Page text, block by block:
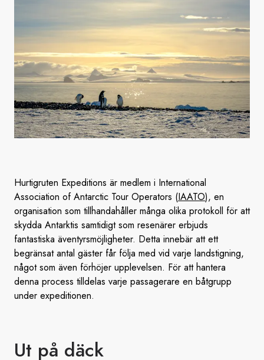
Hurtigruten Expeditions är medlem i International
Association of Antarctic Tour Operators (IAATO), en
organisation som tillhandahåller många olika protokoll för att
skydda Antarktis samtidigt som resenärer erbjuds
fantastiska äventyrsmöjligheter. Detta innebär att ett
begränsat antal gäster får följa med vid varje landstigning,
något som även förhöjer upplevelsen. För att hantera
denna process tilldelas varje passagerare en båtgrupp
under expeditionen.
Ut på däck